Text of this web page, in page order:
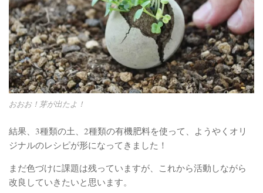
おおお！芽が出たよ！
結果、3種類の土、2種類の有機肥料を使って、ようやくオリ
ジナルのレシピが形になってきました！
まだ色づけに課題は残っていますが、これから活動しながら
改良していきたいと思います。